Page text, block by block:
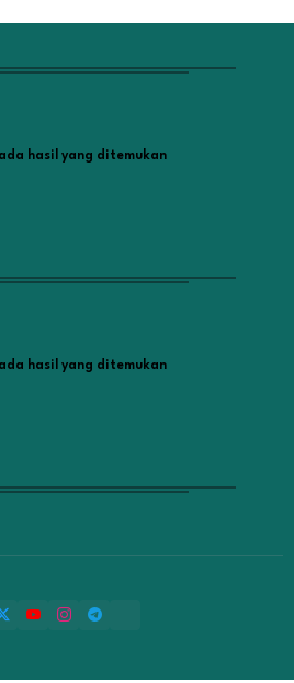
hasil yang ditemukan
hasil yang ditemukan